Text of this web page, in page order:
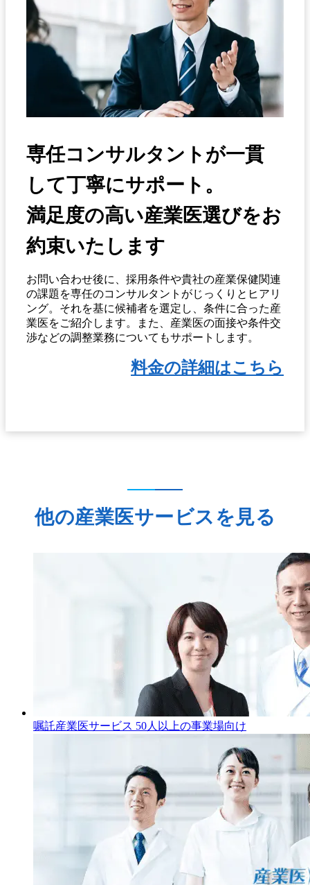
専任コンサルタントが一貫
して丁寧にサポート。
満足度の高い産業医選びをお
約束いたします
お問い合わせ後に、採用条件や貴社の産業保健関連
の課題を専任のコンサルタントがじっくりとヒアリ
ング。それを基に候補者を選定し、条件に合った産
業医をご紹介します。また、産業医の面接や条件交
渉などの調整業務についてもサポートします。
料金の詳細はこちら
他の産業医サービスを見る
嘱託産業医サービス 50人以上の事業場向け